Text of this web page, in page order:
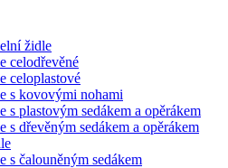
židle
celodřevěné
celoplastové
s kovovými nohami
s plastovým sedákem a opěrákem
s dřevěným sedákem a opěrákem
s čalouněným sedákem